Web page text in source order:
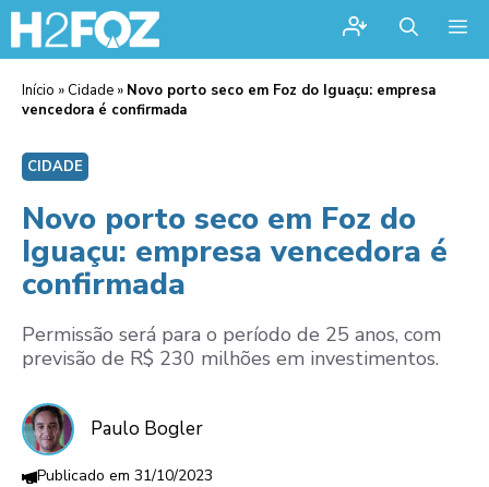
Início » Cidade » Novo porto seco em Foz do Iguaçu: empresa
vencedora é confirmada
CIDADE
Novo porto seco em Foz do
Iguaçu: empresa vencedora é
confirmada
Permissão será para o período de 25 anos, com
previsão de R$ 230 milhões em investimentos.
Paulo Bogler
31/10/2023